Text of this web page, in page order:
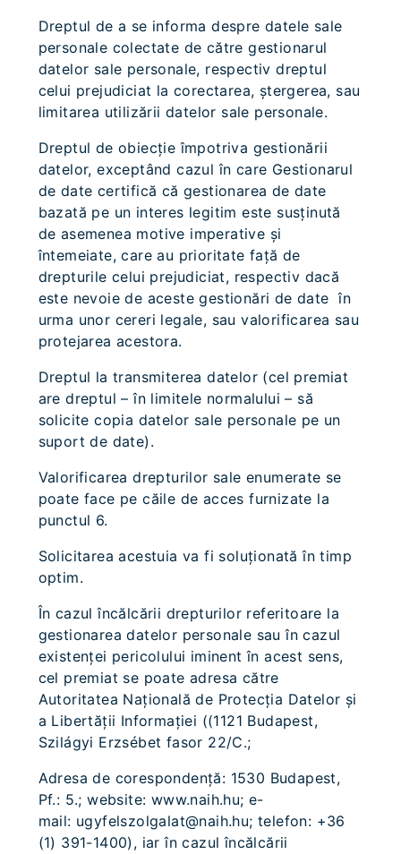
Dreptul de a se informa despre datele sale
personale colectate de către gestionarul
datelor sale personale, respectiv dreptul
celui prejudiciat la corectarea, ştergerea, sau
limitarea utilizării datelor sale personale.
Dreptul de obiecţie împotriva gestionării
datelor, exceptând cazul în care Gestionarul
de date certifică că gestionarea de date
bazată pe un interes legitim este susţinută
de asemenea motive imperative şi
întemeiate, care au prioritate faţă de
drepturile celui prejudiciat, respectiv dacă
este nevoie de aceste gestionări de date în
urma unor cereri legale, sau valorificarea sau
protejarea acestora.
Dreptul la transmiterea datelor (cel premiat
are dreptul – în limitele normalului – să
solicite copia datelor sale personale pe un
suport de date).
Valorificarea drepturilor sale enumerate se
poate face pe căile de acces furnizate la
punctul 6.
Solicitarea acestuia va fi soluţionată în timp
optim.
În cazul încălcării drepturilor referitoare la
gestionarea datelor personale sau în cazul
existenţei pericolului iminent în acest sens,
cel premiat se poate adresa către
Autoritatea Naţională de Protecţia Datelor şi
a Libertăţii Informaţiei ((1121 Budapest,
Szilágyi Erzsébet fasor 22/C.;
Adresa de corespondenţă: 1530 Budapest,
Pf.: 5.; website: www.naih.hu; e-
mail: ugyfelszolgalat@naih.hu; telefon: +36
(1) 391-1400), iar în cazul încălcării